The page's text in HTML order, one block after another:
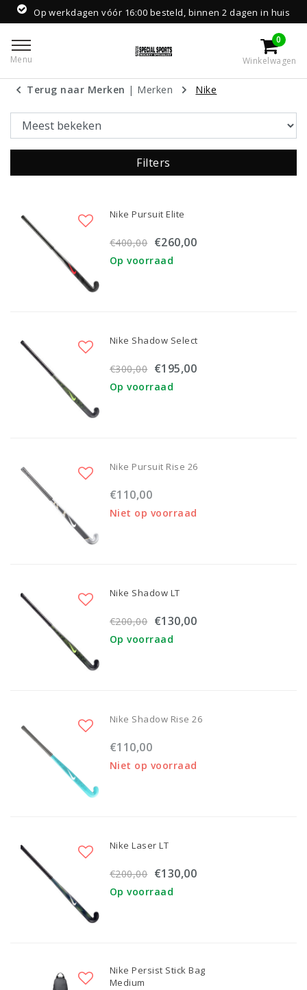
Op werkdagen vóór 16:00 besteld, binnen 2 dagen in huis
Menu
0
Winkelwagen
Terug naar Merken | Merken Nike
Filters
Nike Pursuit Elite
€400,00 €260,00
Op voorraad
Nike Shadow Select
€300,00 €195,00
Op voorraad
Nike Pursuit Rise 26
€110,00
Niet op voorraad
Nike Shadow LT
€200,00 €130,00
Op voorraad
Nike Shadow Rise 26
€110,00
Niet op voorraad
Nike Laser LT
€200,00 €130,00
Op voorraad
Nike Persist Stick Bag
Medium